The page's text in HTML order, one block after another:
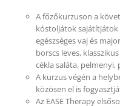
A főzőkurzuson a
kóstoljátok sajátítjátok
egészséges vaj és
borscs leves,
cékla saláta, pelmenyi,
A kurzus végén a
közösen el is
Az EASE Therapy